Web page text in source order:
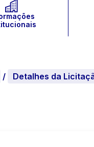
/ Detalhes da